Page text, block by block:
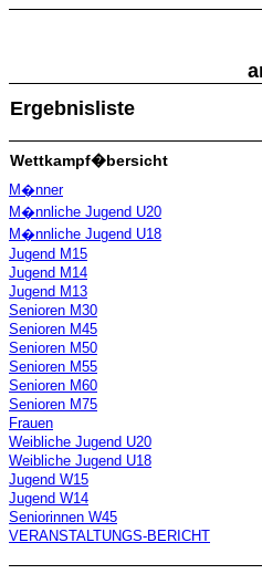
Ergebnisliste
Wettkampf�bersicht
M�nner
M�nnliche Jugend U20
M�nnliche Jugend U18
Jugend M15
Jugend M14
Jugend M13
Senioren M30
Senioren M45
Senioren M50
Senioren M55
Senioren M60
Senioren M75
Frauen
Weibliche Jugend U20
Weibliche Jugend U18
Jugend W15
Jugend W14
Seniorinnen W45
VERANSTALTUNGS-BERICHT